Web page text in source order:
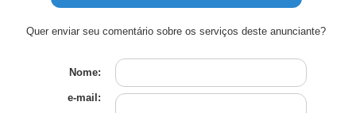
Quer enviar seu comentário sobre os serviços deste anunciante?
Nome:
e-mail: